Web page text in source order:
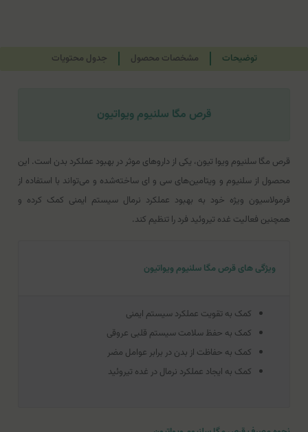
توضیحات مشخصات محصول جدول محتویات
قرص مگا سلنیوم ویواتیون
قرص مگا سلنیوم ویوا تیون، یکی از داروهای موثر در بهبود عملکرد بدن است. این
محصول از سلنیوم و ویتامین‌های سی و ای ساخته‌شده‌ و می‌تواند با استفاده از
فرمولاسیون ویژه خود به بهبود عملکرد نرمال سیستم ایمنی کمک کرده و
همچنین فعالیت غده تیروئید فرد را تنظیم کند.
ویژگی های قرص مگا سلنیوم ویواتیون
کمک به تقویت عملکرد سیستم ایمنی
کمک به حفظ سلامت سیستم قلبی عروقی
کمک به حفاظت از بدن در برابر عوامل مضر
کمک به ایجاد عملکرد نرمال در غده تیروئید